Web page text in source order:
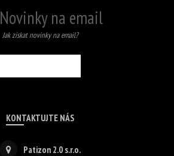
Novinky na email
Jak získat novinky na email?
KONTAKTUJTE NÁS
Patizon 2.0 s.r.o.